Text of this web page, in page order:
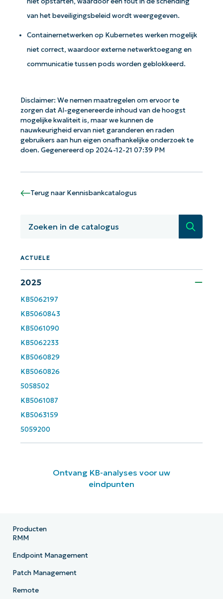
van het beveiligingsbeleid wordt weergegeven.
Containernetwerken op Kubernetes werken mogelijk
niet correct, waardoor externe netwerktoegang en
communicatie tussen pods worden geblokkeerd.
Disclaimer: We nemen maatregelen om ervoor te
zorgen dat AI-gegenereerde inhoud van de hoogst
mogelijke kwaliteit is, maar we kunnen de
nauwkeurigheid ervan niet garanderen en raden
gebruikers aan hun eigen onafhankelijke onderzoek te
doen. Gegenereerd op 2024-12-21 07:39 PM
Terug naar Kennisbankcatalogus
Zoeken
ACTUELE
2025
KB5062197
KB5060843
KB5061090
KB5062233
KB5060829
KB5060826
5058502
KB5061087
KB5063159
5059200
Ontvang KB-analyses voor uw
eindpunten
Aan de slag met NinjaOne AI-
gestuurde KB-analyses!
and
name*
Business
number*
name*
Producten
RMM
Endpoint Management
Patch Management
Remote